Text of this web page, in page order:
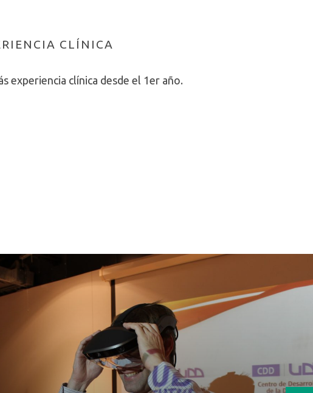
CLÍNICA
experiencia clínica desde el 1er año.